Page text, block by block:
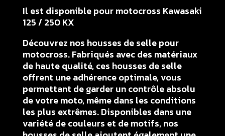
Il est disponible pour motocross Kawasaki
125 / 250 KX
Découvrez nos housses de selle pour
motocross. Fabriqués avec des matériaux
de haute qualité, ces housses de selle
offrent une adhérence optimale, vous
permettant de garder un contrôle absolu
de votre moto, même dans les conditions
les plus extrêmes. Disponibles dans une
variété de couleurs et de motifs, nos